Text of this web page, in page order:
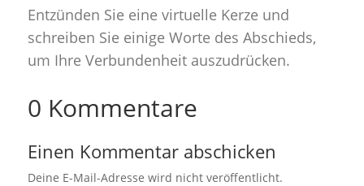
Entzünden Sie eine virtuelle Kerze und
schreiben Sie einige Worte des Abschieds,
um Ihre Verbundenheit auszudrücken.
0 Kommentare
Einen Kommentar abschicken
Deine E-Mail-Adresse wird nicht veröffentlicht.